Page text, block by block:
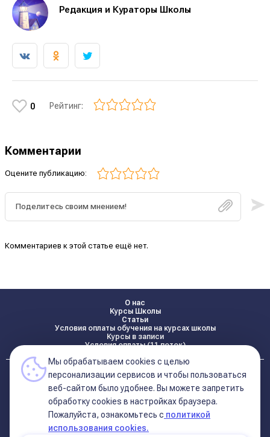
Редакция и Кураторы Школы
0 Рейтинг:
Комментарии
Оцените публикацию:
Комментариев к этой статье ещё нет.
О нас
Курсы Школы
Статьи
Условия оплаты обучения на курсах школы
Курсы в записи
Условия оплаты (11 поток)
Реквизиты
Контакты
Политика конфиденциальности
Договор оферта (соглашение)
+7 495 681 02 96
Мы обрабатываем cookies с целью
персонализации сервисов и чтобы пользоваться
веб-сайтом было удобнее. Вы можете запретить
обработку сookies в настройках браузера.
Пожалуйста, ознакомьтесь с политикой
использования cookies.